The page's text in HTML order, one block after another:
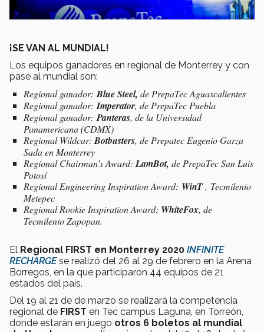
¡SE VAN AL MUNDIAL!
Los equipos ganadores en regional de Monterrey y con
pase al mundial son:
Regional ganador:Blue Steel, de PrepaTec Aguascalientes
Regional ganador:Imperator, de PrepaTec Puebla
Regional ganador:Panteras, de la Universidad
Panamericana (CDMX)
Regional Wildcar:Botbusters, de Prepatec Eugenio Garza
Sada en Monterrey
Regional Chairman’s Award:LamBot, de PrepaTec San Luis
Potosí
Regional Engineering Inspiration Award: WinT, Tecmilenio
Metepec
Regional Rookie Inspiration Award: WhiteFox, de
Tecmilenio Zapopan.
El Regional FIRST en Monterrey 2020 INFINITE
RECHARGE se realizó del 26 al 29 de febrero en la Arena
Borregos, en la que participaron 44 equipos de 21
estados del país.
Del 19 al 21 de de marzo se realizará la competencia
regional de FIRST en Tec campus Laguna, en Torreón,
donde estarán en juego otros 6 boletos al mundial